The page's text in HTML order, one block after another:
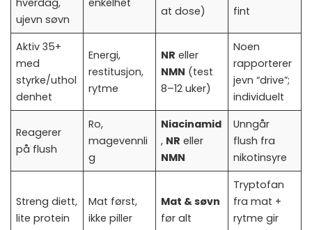
ujevn søvn
at dose)
fint
Aktiv 35+
med
styrke/uthol
denhet
Energi,
restitusjon,
rytme
NR eller
NMN (test
8–12 uker)
Noen
rapporterer
jevn “drive”;
individuelt
Reagerer
på flush
Ro,
magevennli
g
Niacinamid
, NR eller
NMN
Unngår
flush fra
nikotinsyre
Streng diett,
lite protein
Mat først,
ikke piller
Mat & søvn
før alt
Tryptofan
fra mat +
rytme gir